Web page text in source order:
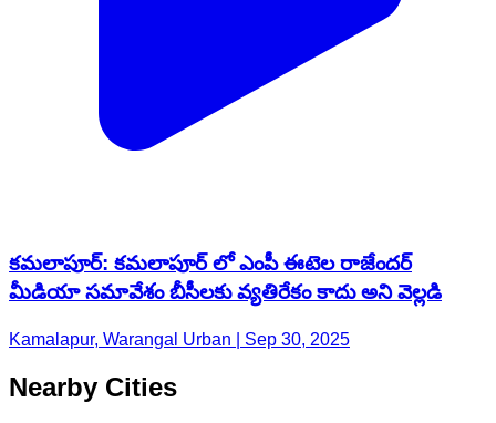
కమలాపూర్: కమలాపూర్ లో ఎంపీ ఈటెల రాజేందర్
మీడియా సమావేశం బీసీలకు వ్యతిరేకం కాదు అని వెల్లడి
Kamalapur, Warangal Urban | Sep 30, 2025
Nearby Cities